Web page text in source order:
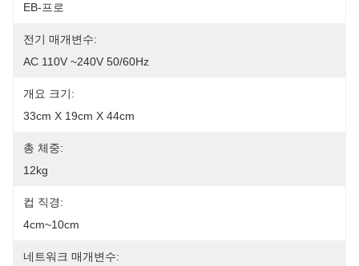
EB-프로
전기 매개변수:
AC 110V ~240V 50/60Hz
개요 크기:
33cm X 19cm X 44cm
총 체중:
12kg
컵 직경:
4cm~10cm
네트워크 매개변수: